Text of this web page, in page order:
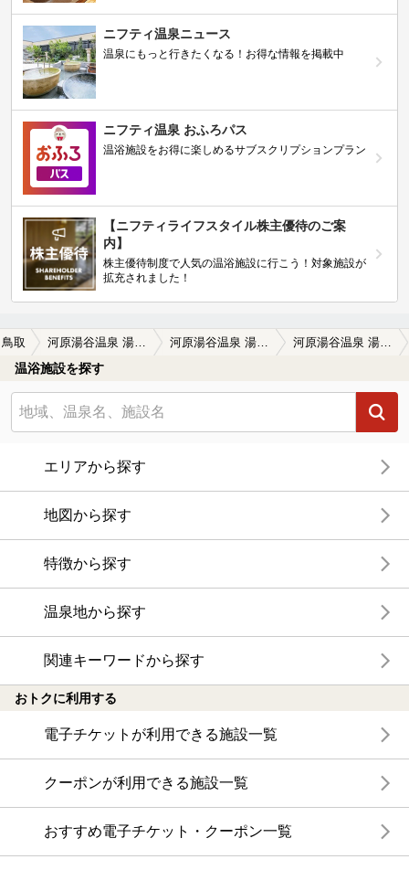
ニフティ温泉ニュース
温泉にもっと行きたくなる！お得な情報を掲載中
ニフティ温泉 おふろパス
温浴施設をお得に楽しめるサブスクリプションプラン
【ニフティライフスタイル株主優待のご案
内】
株主優待制度で人気の温浴施設に行こう！対象施設が
拡充されました！
鳥取 河原湯谷温泉 湯谷荘 河原湯谷温泉 湯谷荘の口コミ一覧 河原湯谷温泉 湯谷荘の口コミ 鳥取市河原湯谷 湯谷温泉は、気持ちいい…
温浴施設を探す
エリアから探す
地図から探す
特徴から探す
温泉地から探す
関連キーワードから探す
おトクに利用する
電子チケットが利用できる施設一覧
クーポンが利用できる施設一覧
おすすめ電子チケット・クーポン一覧